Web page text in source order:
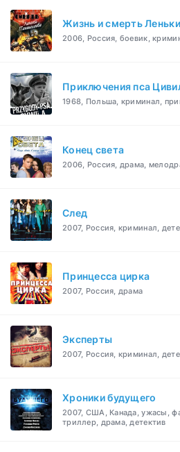
Жизнь и смерть
2006, Россия, боевик,
Приключения пса
1968, Польша, криминал,
Конец света
2006, Россия, драма,
След
2007, Россия, криминал,
Принцесса цирка
2007, Россия, драма
Эксперты
2007, Россия, криминал,
Хроники будущего
2007, США, Канада, ужасы,
триллер, драма, детектив